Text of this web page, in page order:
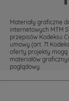
Materiały graficzne
internetowych MTM
przepisów Kodeksu
umowy (art. 71
oferty projekty mogą
materiałów
poglądowy.